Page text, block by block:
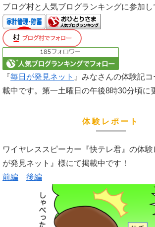
ブログ村と人気ブログランキングに参加し
『毎日が発見ネット 』みなさんの体験記
載中です。第一土曜日の午後8時30分頃に
体験レポート
ワイヤレススピーカー『快テレ君』の体験
が発見ネット』様にて掲載中です！
前編
後編